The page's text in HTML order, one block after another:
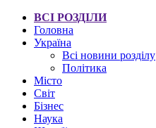
ВСІ РОЗДІЛИ
Головна
Україна
Всі новини розділу
Політика
Місто
Світ
Бізнес
Наука